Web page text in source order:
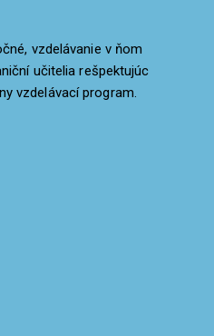
vzdelávanie v ňom
učitelia rešpektujúc
vzdelávací program.